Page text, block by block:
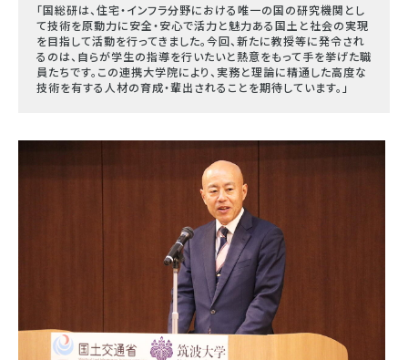
「国総研は、住宅・インフラ分野における唯一の国の研究機関とし
て技術を原動力に安全・安心で活力と魅力ある国土と社会の実現
を目指して活動を行ってきました。今回、新たに教授等に発令され
るのは、自らが学生の指導を行いたいと熱意をもって手を挙げた職
員たちです。この連携大学院により、実務と理論に精通した高度な
技術を有する人材の育成・輩出されることを期待しています。」